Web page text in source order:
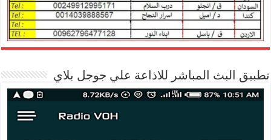
تطبيق البث المباشر للاذاعة علي جوجل بلاي